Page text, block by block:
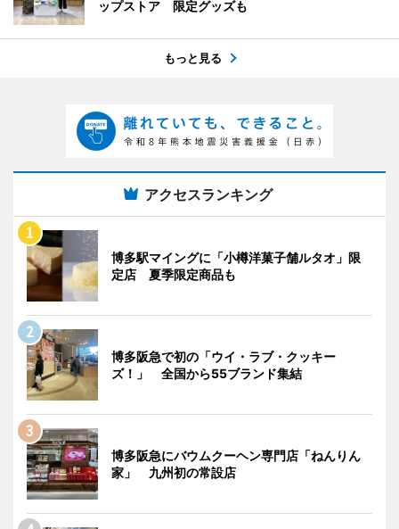
ップストア 限定グッズも
もっと見る
アクセスランキング
博多駅マイングに「小樽洋菓子舗ルタオ」限
定店 夏季限定商品も
博多阪急で初の「ウイ・ラブ・クッキー
ズ！」 全国から55ブランド集結
博多阪急にバウムクーヘン専門店「ねんりん
家」 九州初の常設店